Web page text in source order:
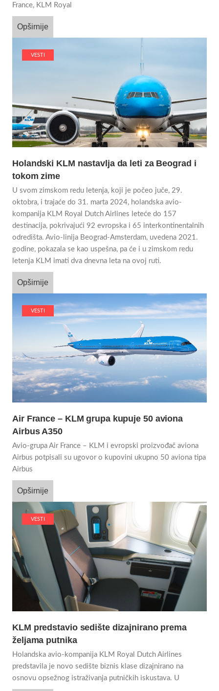
France, KLM Royal
Opširnije
VESTI
Holandski KLM nastavlja da leti za Beograd i
tokom zime
U svom zimskom redu letenja, koji je počeo juče, 29.
oktobra, i trajaće do 31. marta 2024, holandska avio-
kompanija KLM Royal Dutch Airlines leteće do 157
destinacija, pokrivajući 92 evropska i 65 interkontinentalnih
odredišta. Avio-linija Beograd-Amsterdam, uvedena 2021.
godine, pokazala se kao uspešna, pa će i u zimskom redu
letenja KLM imati dva dnevna leta na ovoj ruti.
Opširnije
VESTI
Air France – KLM grupa kupuje 50 aviona
Airbus A350
Avio-grupa Air France – KLM i evropski proizvođač aviona
Airbus potpisali su ugovor o kupovini ukupno 50 aviona tipa
Airbus
Opširnije
VESTI
KLM predstavio sedište dizajnirano prema
željama putnika
Holandska avio-kompanija KLM Royal Dutch Airlines
predstavila je novo sedište biznis klase dizajnirano na
osnovu opsežnog istraživanja putničkih iskustava. U